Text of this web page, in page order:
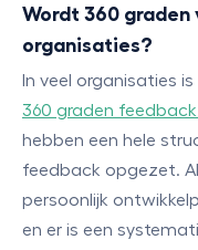
Wordt 360
organisaties?
In veel organisaties
360 graden
hebben een hele
feedback opgezet.
persoonlijk
en er is een